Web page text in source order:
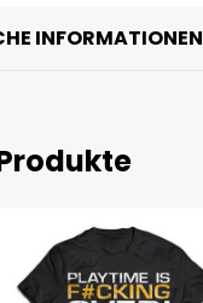
INFORMATIONEN